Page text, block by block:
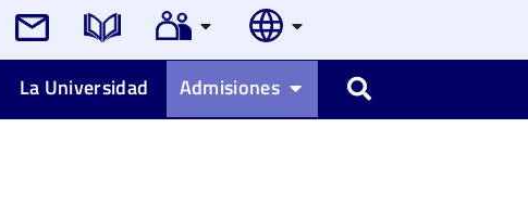
La Universidad Admisiones Buscar